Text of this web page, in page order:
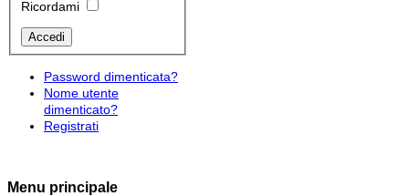
Ricordami
Password dimenticata?
Nome utente
dimenticato?
Registrati
Menu principale